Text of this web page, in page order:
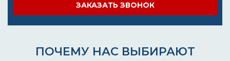
ЗАКАЗАТЬ ЗВОНОК
ПОЧЕМУ НАС ВЫБИРАЮТ